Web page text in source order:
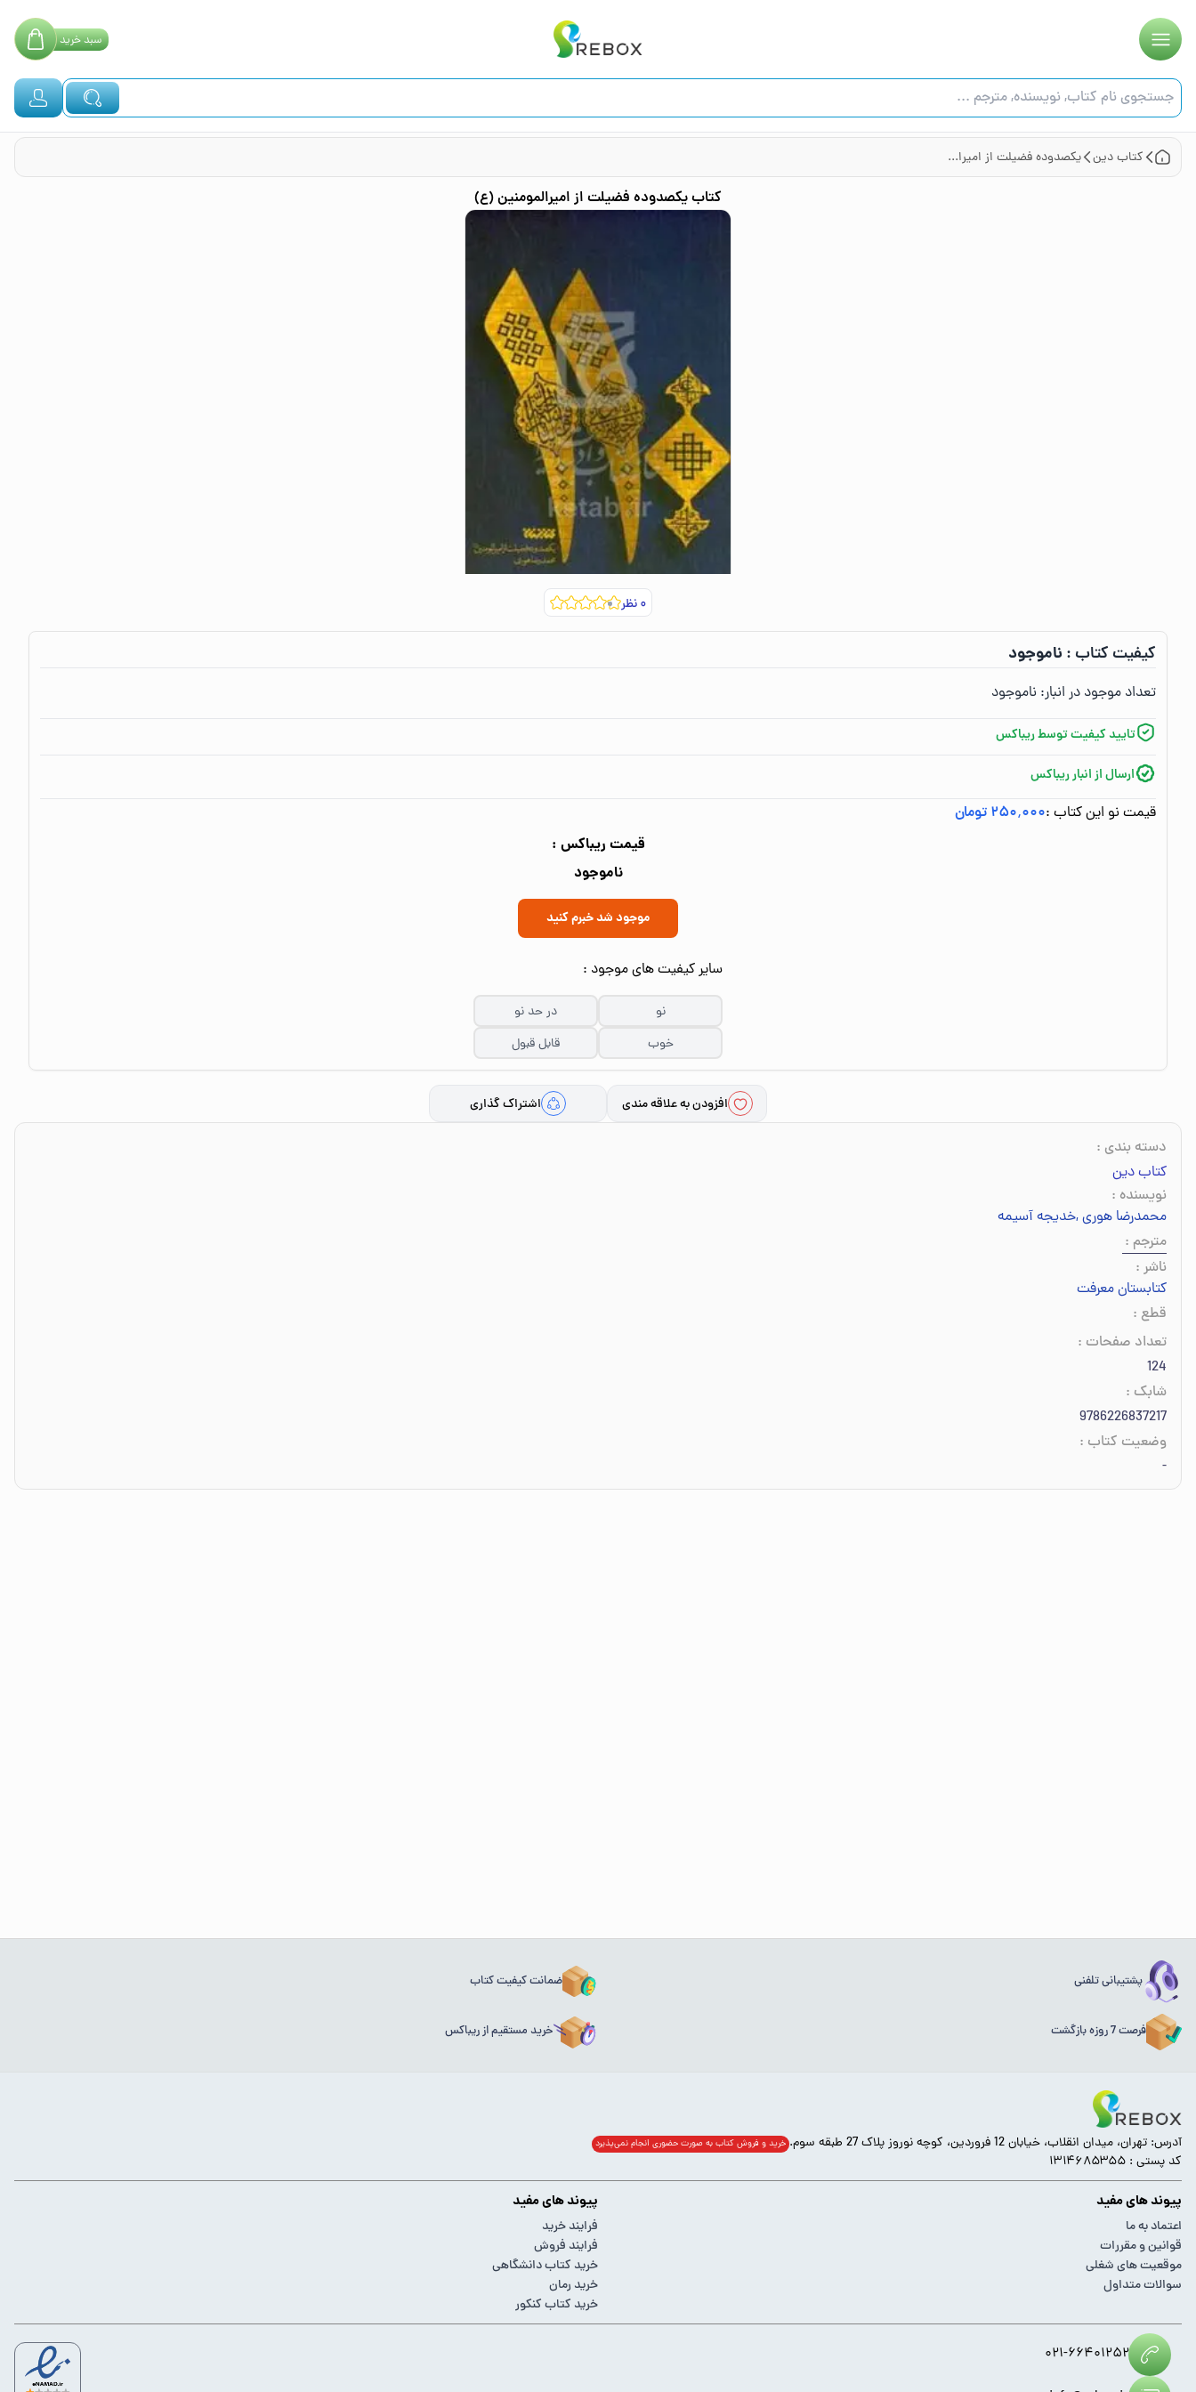
سبدخرید
کتابدین یکصدوده فضیلت از امیرالمومنین (ع)
کتابیکصدوده فضیلت از امیرالمومنین (ع)
۰نظر
کیفیت کتاب :‌ ناموجود
تعداد موجود در انبار:‌ ناموجود
تایید کیفیت توسط ریباکس
ارسال از انبار ریباکس
قیمت نو این کتاب :۲۵۰٬۰۰۰ تومان
قیمت ریباکس :
ناموجود
موجود شد خبرم کنید
سایر کیفیت های موجود :
نو
در حد نو
خوب
قابل قبول
افزودن به علاقه مندی اشتراک گذاری
دسته بندی :
کتاب دین
نویسنده :
محمدرضا هوری,خدیجه آسیمه
مترجم :
ناشر :
کتابستان معرفت
قطع :
تعداد صفحات :
124
شابک :
9786226837217
وضعیت کتاب :
-
پشتیبانی تلفنی ضمانت کیفیت کتاب
فرصت 7 روزه بازگشت خرید مستقیم از ریباکس
آدرس: تهران، میدان انقلاب، خیابان 12 فروردین، کوچه نوروز پلاک 27 طبقه سوم. خرید و فروش کتاب به صورت حضوری انجام‌ نمی‌پذیرد
کد پستی : ۱۳۱۴۶۸۵۳۵۵
پیوند های مفید
اعتماد به ما
قوانین و مقررات
موقعیت های شغلی
سوالات متداول
پیوند های مفید
فرایند خرید
فرایند فروش
خرید کتاب دانشگاهی
خرید رمان
خرید کتاب کنکور
۰۲۱-۶۶۴۰۱۲۵۲